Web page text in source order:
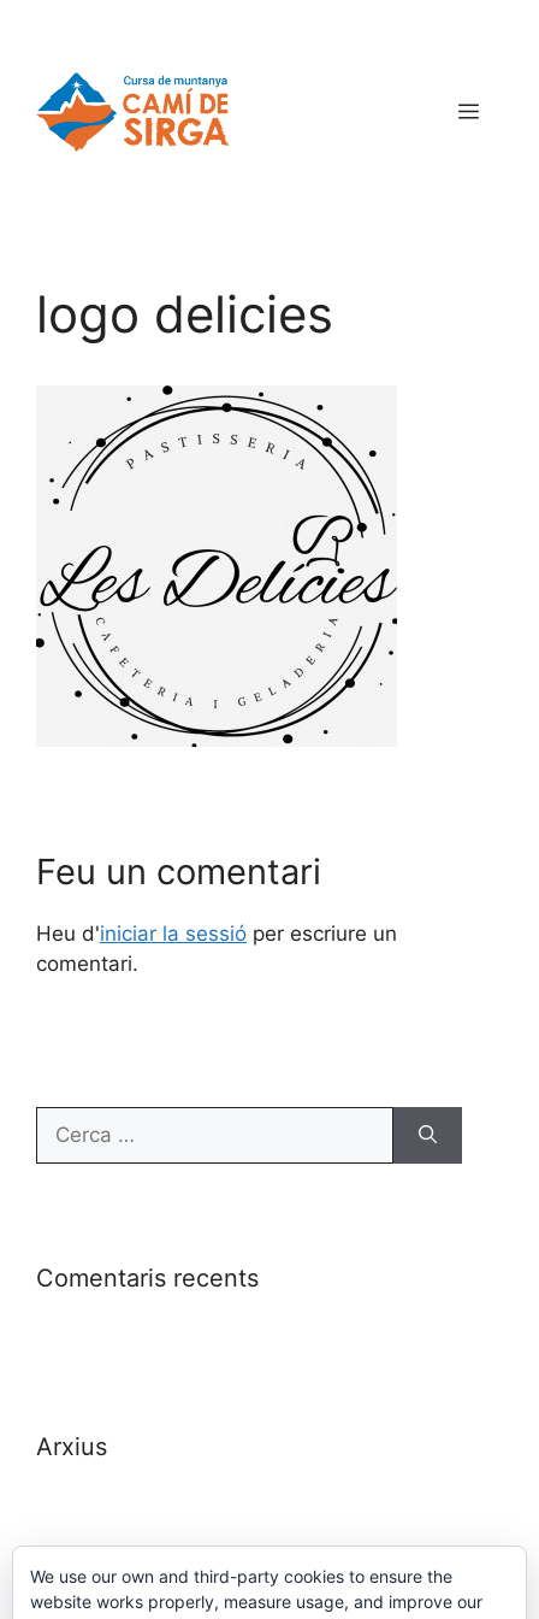
logo delicies
Feu un comentari
Heu d'iniciar la sessió per escriure un
comentari.
Comentaris recents
Arxius
We use our own and third-party cookies to ensure the
website works properly, measure usage, and improve our